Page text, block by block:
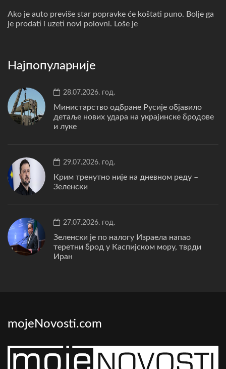
Ako je auto previše star popravke će koštati puno. Bolje ga
je prodati i uzeti novi polovni. Loše je
Најпопуларније
28.07.2026. год.
Министарство одбране Русије објавило
детаље нових удара на украјинске бродове
и луке
29.07.2026. год.
Крим тренутно није на дневном реду –
Зеленски
27.07.2026. год.
Зеленски је по налогу Израела напао
теретни брод у Каспијском мору, тврди
Иран
mojeNovosti.com